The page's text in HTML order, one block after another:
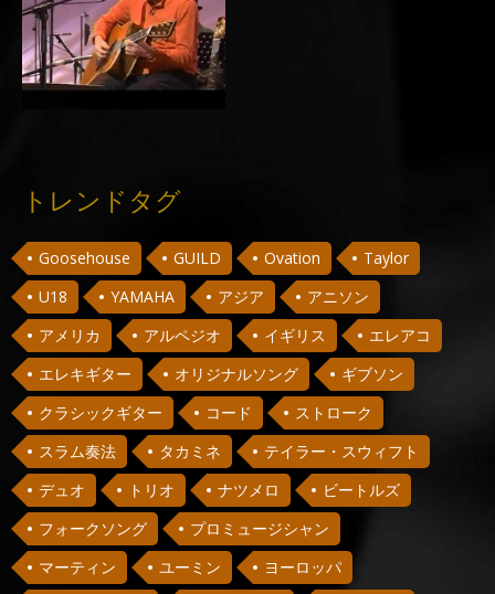
トレンドタグ
Goosehouse GUILD Ovation
Taylor
U18
YAMAHA アジア
アニソン
アメリカ
アルペジオ イギリス
エレアコ
エレキギター
オリジナルソング
ギブソン
クラシックギター
コード
ストローク
スラム奏法
タカミネ
テイラー・スウィフト
デュオ
トリオ ナツメロ
ビートルズ
フォークソング
プロミュージシャン
マーティン
ユーミン
ヨーロッパ